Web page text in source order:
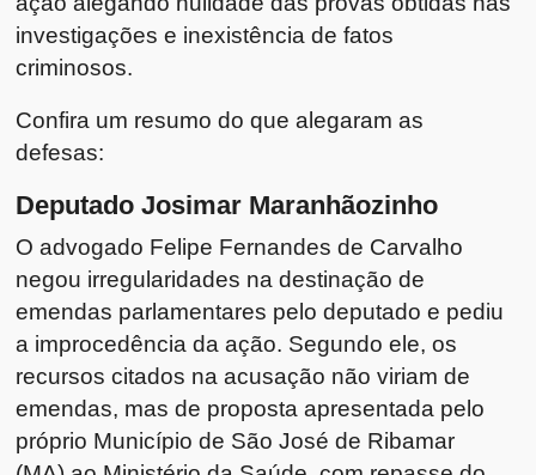
investigações e inexistência de fatos
criminosos.
Confira um resumo do que alegaram as
defesas:
Deputado Josimar Maranhãozinho
O advogado Felipe Fernandes de Carvalho
negou irregularidades na destinação de
emendas parlamentares pelo deputado e pediu
a improcedência da ação. Segundo ele, os
recursos citados na acusação não viriam de
emendas, mas de proposta apresentada pelo
próprio Município de São José de Ribamar